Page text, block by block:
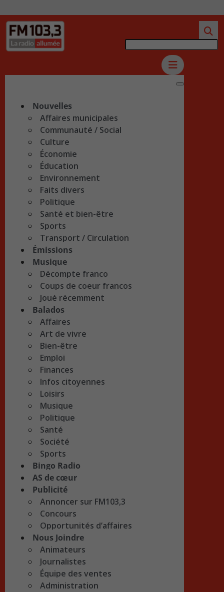
Nouvelles
Affaires municipales
Communauté / Social
Culture
Économie
Éducation
Environnement
Faits divers
Politique
Santé et bien-être
Sports
Transport / Circulation
Émissions
Musique
Décompte franco
Coups de coeur francos
Joué récemment
Balados
Affaires
Art de vivre
Bien-être
Emploi
Finances
Infos citoyennes
Loisirs
Musique
Politique
Santé
Société
Sports
Bingo Radio
AS de cœur
Publicité
Annoncer sur FM103,3
Concours
Opportunités d’affaires
Nous Joindre
Animateurs
Journalistes
Équipe des ventes
Administration